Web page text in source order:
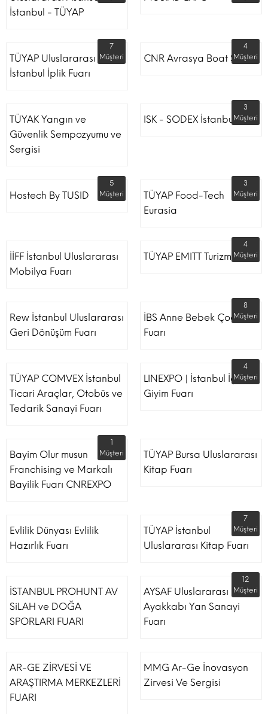
İstanbul - TÜYAP
TÜYAP Uluslararası
İstanbul İplik Fuarı
7
Müşteri
CNR Avrasya Boat Show
4
Müşteri
TÜYAK Yangın ve
Güvenlik Sempozyumu ve
Sergisi
ISK - SODEX İstanbul
3
Müşteri
Hostech By TUSID
5
Müşteri
TÜYAP Food-Tech
Eurasia
3
Müşteri
İİFF İstanbul Uluslararası
Mobilya Fuarı
TÜYAP EMITT Turizm Fuarı
4
Müşteri
Rew İstanbul Uluslararası
Geri Dönüşüm Fuarı
İBS Anne Bebek Çocuk
Fuarı
8
Müşteri
TÜYAP COMVEX İstanbul
Ticari Araçlar, Otobüs ve
Tedarik Sanayi Fuarı
LINEXPO | İstanbul İç
Giyim Fuarı
4
Müşteri
Bayim Olur musun
Franchising ve Markalı
Bayilik Fuarı CNREXPO
1
Müşteri
TÜYAP Bursa Uluslararası
Kitap Fuarı
Evlilik Dünyası Evlilik
Hazırlık Fuarı
TÜYAP İstanbul
Uluslararası Kitap Fuarı
7
Müşteri
İSTANBUL PROHUNT AV
SiLAH ve DOĞA
SPORLARI FUARI
AYSAF Uluslararası
Ayakkabı Yan Sanayi
Fuarı
12
Müşteri
AR-GE ZİRVESİ VE
ARAŞTIRMA MERKEZLERİ
FUARI
MMG Ar-Ge İnovasyon
Zirvesi Ve Sergisi